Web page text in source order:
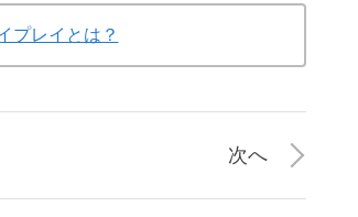
プレイとは？
次へ